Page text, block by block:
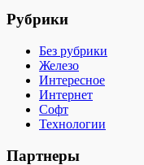
Рубрики
Без рубрики
Железо
Интересное
Интернет
Софт
Технологии
Партнеры